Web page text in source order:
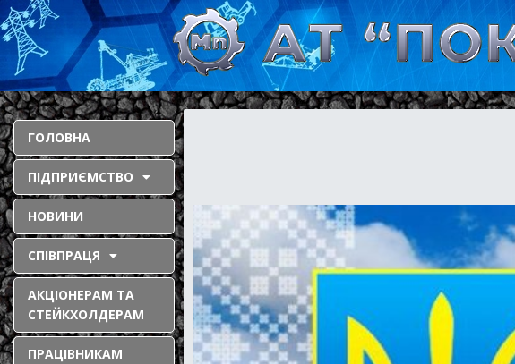
ГОЛОВНА
ПІДПРИЄМСТВО
НОВИНИ
СПІВПРАЦЯ
АКЦІОНЕРАМ ТА
СТЕЙКХОЛДЕРАМ
ПРАЦІВНИКАМ